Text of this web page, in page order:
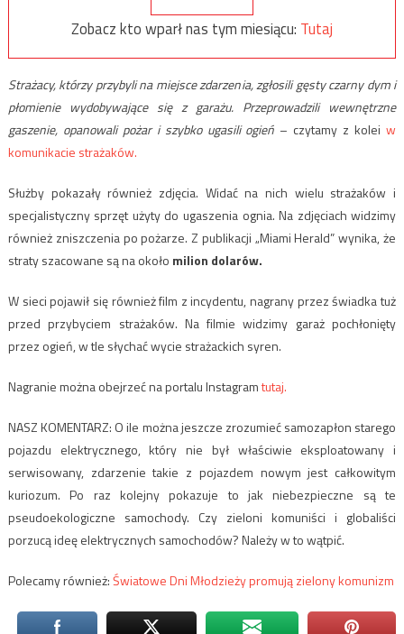
Zobacz kto wparł nas tym miesiącu: Tutaj
Strażacy, którzy przybyli na miejsce zdarzenia, zgłosili gęsty czarny dym i
płomienie wydobywające się z garażu. Przeprowadzili wewnętrzne
gaszenie, opanowali pożar i szybko ugasili ogień – czytamy z koleiw
komunikacie strażaków.
Służby pokazały również zdjęcia. Widać na nich wielu strażaków i
specjalistyczny sprzęt użyty do ugaszenia ognia. Na zdjęciach widzimy
również zniszczenia po pożarze. Z publikacji „Miami Herald” wynika, że
straty szacowane są na około milion dolarów.
W sieci pojawił się również film z incydentu, nagrany przez świadka tuż
przed przybyciem strażaków. Na filmie widzimy garaż pochłonięty
przez ogień, w tle słychać wycie strażackich syren.
Nagranie można obejrzeć na portalu Instagramtutaj.
NASZ KOMENTARZ: O ile można jeszcze zrozumieć samozapłon starego
pojazdu elektrycznego, który nie był właściwie eksploatowany i
serwisowany, zdarzenie takie z pojazdem nowym jest całkowitym
kuriozum. Po raz kolejny pokazuje to jak niebezpieczne są te
pseudoekologiczne samochody. Czy zieloni komuniści i globaliści
porzucą ideę elektrycznych samochodów? Należy w to wątpić.
Polecamy również:Światowe Dni Młodzieży promują zielony komunizm